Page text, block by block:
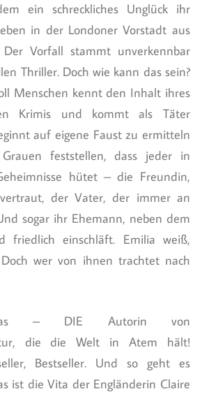
ein schreckliches Unglück ihr
in der Londoner Vorstadt aus
Vorfall stammt unverkennbar
Thriller. Doch wie kann das sein?
Menschen kennt den Inhalt ihres
Krimis und kommt als Täter
auf eigene Faust zu ermitteln
feststellen, dass jeder in
hütet – die Freundin,
der Vater, der immer an
sogar ihr Ehemann, neben dem
friedlich einschläft. Emilia weiß,
wer von ihnen trachtet nach
– DIE Autorin von
die die Welt in Atem hält!
Bestseller. Und so geht es
ist die Vita der Engländerin Claire